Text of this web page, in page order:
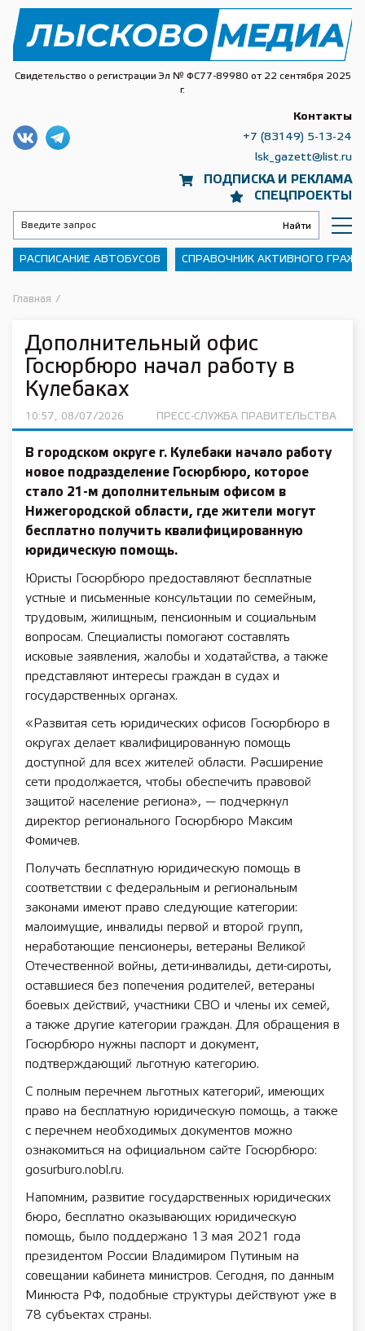
Свидетельство о регистрации Эл № ФС77-89980 от 22 сентября 2025
г.
ПОДПИСКА И РЕКЛАМА
СПЕЦПРОЕКТЫ
Контакты
+7 (83149) 5-13-24
lsk_gazett@list.ru
РАСПИСАНИЕ АВТОБУСОВ СПРАВОЧНИК АКТИВНОГО
Главная /
Дополнительный офис
Госюрбюро начал работу в
Кулебаках
10:57, 08/07/2026 ПРЕСС-СЛУЖБА ПРАВИТЕЛЬСТВА
В городском округе г. Кулебаки начало работу
новое подразделение Госюрбюро, которое
стало 21-м дополнительным офисом в
Нижегородской области, где жители могут
бесплатно получить квалифицированную
юридическую помощь.
Юристы Госюрбюро предоставляют бесплатные
устные и письменные консультации по семейным,
трудовым, жилищным, пенсионным и социальным
вопросам. Специалисты помогают составлять
исковые заявления, жалобы и ходатайства, а также
представляют интересы граждан в судах и
государственных органах.
«Развитая сеть юридических офисов Госюрбюро в
округах делает квалифицированную помощь
доступной для всех жителей области. Расширение
сети продолжается, чтобы обеспечить правовой
защитой население региона», — подчеркнул
директор регионального Госюрбюро Максим
Фомичев.
Получать бесплатную юридическую помощь в
соответствии с федеральным и региональным
законами имеют право следующие категории:
малоимущие, инвалиды первой и второй групп,
неработающие пенсионеры, ветераны Великой
Отечественной войны, дети-инвалиды, дети-сироты,
оставшиеся без попечения родителей, ветераны
боевых действий, участники СВО и члены их семей,
а также другие категории граждан. Для обращения в
Госюрбюро нужны паспорт и документ,
подтверждающий льготную категорию.
С полным перечнем льготных категорий, имеющих
право на бесплатную юридическую помощь, а также
с перечнем необходимых документов можно
ознакомиться на официальном сайте Госюрбюро:
gosurburo.nobl.ru.
Напомним, развитие государственных юридических
бюро, бесплатно оказывающих юридическую
помощь, было поддержано 13 мая 2021 года
президентом России Владимиром Путиным на
совещании кабинета министров. Сегодня, по данным
Минюста РФ, подобные структуры действуют уже в
78 субъектах страны.